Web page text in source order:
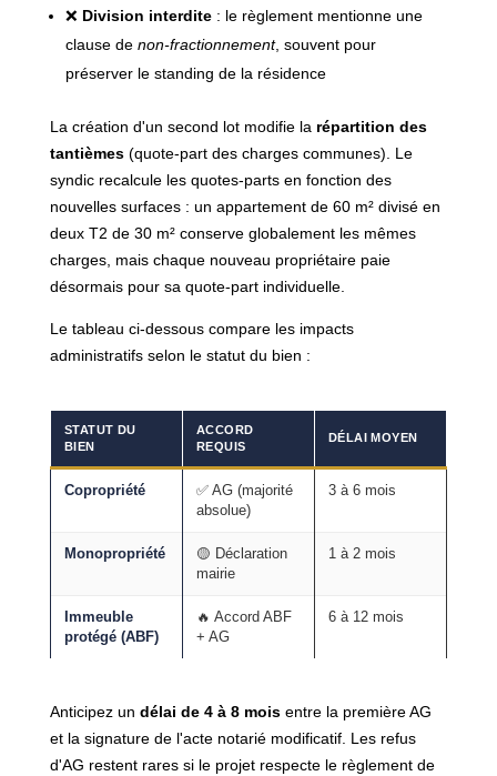
❌ Division interdite: le règlement mentionne une
clause de non-fractionnement, souvent pour
préserver le standing de la résidence
La création d'un second lot modifie la répartition des
tantièmes(quote-part des charges communes). Le
syndic recalcule les quotes-parts en fonction des
nouvelles surfaces : un appartement de 60 m² divisé en
deux T2 de 30 m² conserve globalement les mêmes
charges, mais chaque nouveau propriétaire paie
désormais pour sa quote-part individuelle.
Le tableau ci-dessous compare les impacts
administratifs selon le statut du bien :
STATUT DU
BIEN
ACCORD
REQUIS
DÉLAI MOYEN
Copropriété
✅ AG (majorité
absolue)
3 à 6 mois
Monopropriété
🟡 Déclaration
mairie
1 à 2 mois
Immeuble
protégé (ABF)
🔥 Accord ABF
+ AG
6 à 12 mois
Anticipez un délai de 4 à 8 moisentre la première AG
et la signature de l'acte notarié modificatif. Les refus
d'AG restent rares si le projet respecte le règlement de